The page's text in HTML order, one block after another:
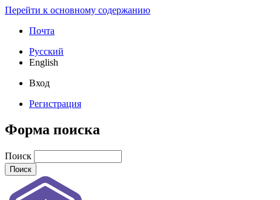
Перейти к основному содержанию
Почта
Русский
English
Вход
Регистрация
Форма поиска
Поиск